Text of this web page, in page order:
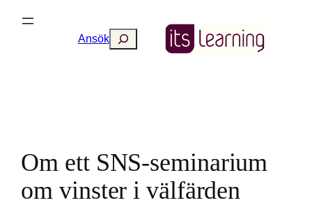
AnsökSearch
Om ett SNS-seminarium
om vinster i välfärden